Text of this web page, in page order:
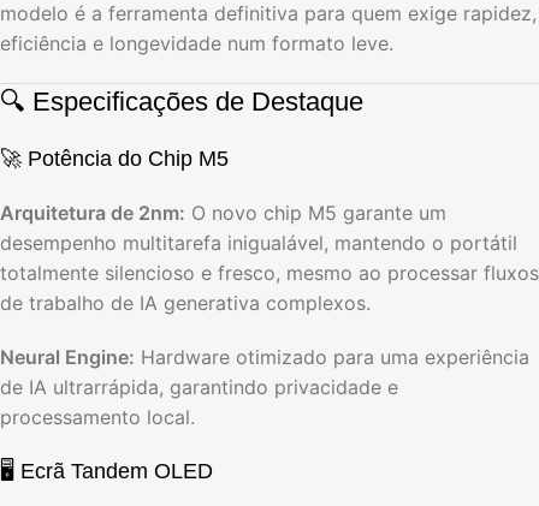
modelo é a ferramenta definitiva para quem exige rapidez,
eficiência e longevidade num formato leve.
🔍 Especificações de Destaque
🚀 Potência do Chip M5
Arquitetura de 2nm: O novo chip M5 garante um
desempenho multitarefa inigualável, mantendo o portátil
totalmente silencioso e fresco, mesmo ao processar fluxos
de trabalho de IA generativa complexos.
Neural Engine: Hardware otimizado para uma experiência
de IA ultrarrápida, garantindo privacidade e
processamento local.
🖥️ Ecrã Tandem OLED